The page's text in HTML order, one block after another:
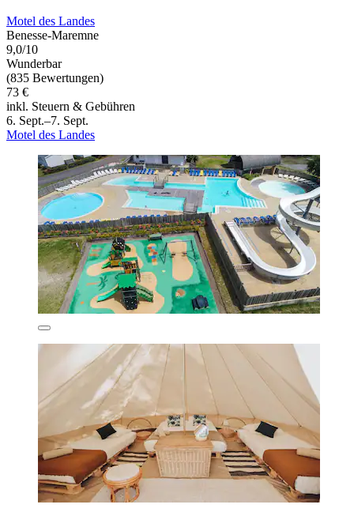
Motel des Landes
Benesse-Maremne
9,0/10
Wunderbar
(835 Bewertungen)
73 €
inkl. Steuern & Gebühren
6. Sept.–7. Sept.
Motel des Landes